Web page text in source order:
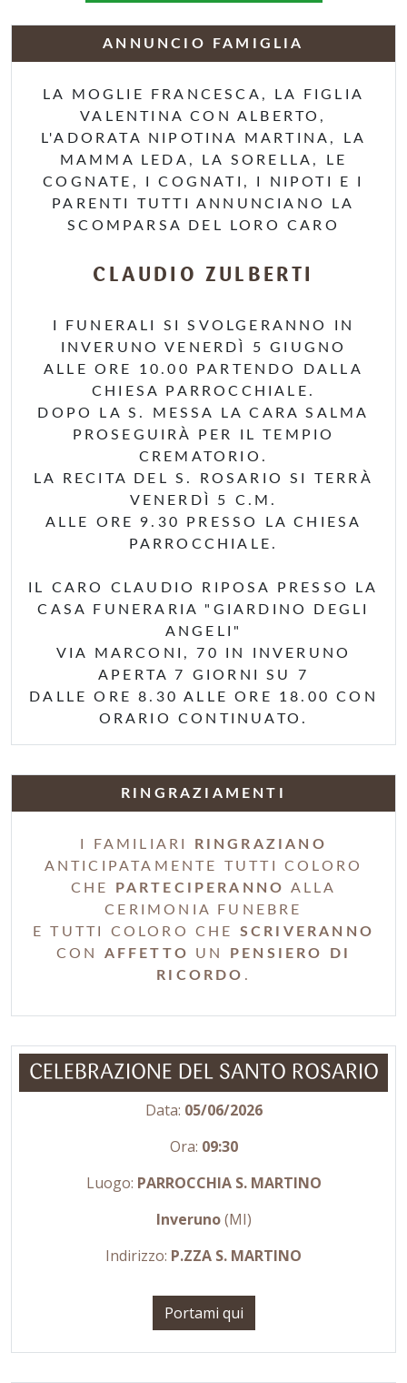
ANNUNCIO FAMIGLIA
LA MOGLIE FRANCESCA, LA FIGLIA
VALENTINA CON ALBERTO,
L'ADORATA NIPOTINA MARTINA, LA
MAMMA LEDA, LA SORELLA, LE
COGNATE, I COGNATI, I NIPOTI E I
PARENTI TUTTI ANNUNCIANO LA
SCOMPARSA DEL LORO CARO
CLAUDIO ZULBERTI
I FUNERALI SI SVOLGERANNO IN
INVERUNO VENERDÌ 5 GIUGNO
ALLE ORE 10.00 PARTENDO DALLA
CHIESA PARROCCHIALE.
DOPO LA S. MESSA LA CARA SALMA
PROSEGUIRÀ PER IL TEMPIO
CREMATORIO.
LA RECITA DEL S. ROSARIO SI TERRÀ
VENERDÌ 5 C.M.
ALLE ORE 9.30 PRESSO LA CHIESA
PARROCCHIALE.
IL CARO CLAUDIO RIPOSA PRESSO LA
CASA FUNERARIA "GIARDINO DEGLI
ANGELI"
VIA MARCONI, 70 IN INVERUNO
APERTA 7 GIORNI SU 7
DALLE ORE 8.30 ALLE ORE 18.00 CON
ORARIO CONTINUATO.
RINGRAZIAMENTI
I FAMILIARI
RINGRAZIANO
ANTICIPATAMENTE TUTTI COLORO
CHE
PARTECIPERANNO
ALLA
CERIMONIA FUNEBRE
E TUTTI COLORO CHE SCRIVERANNO
CON AFFETTO UN
PENSIERO DI
RICORDO .
CELEBRAZIONE DEL SANTO ROSARIO
Data: 05/06/2026
Ora: 09:30
Luogo: PARROCCHIA S. MARTINO
Inveruno(MI)
Indirizzo: P.ZZA S. MARTINO
Portami qui